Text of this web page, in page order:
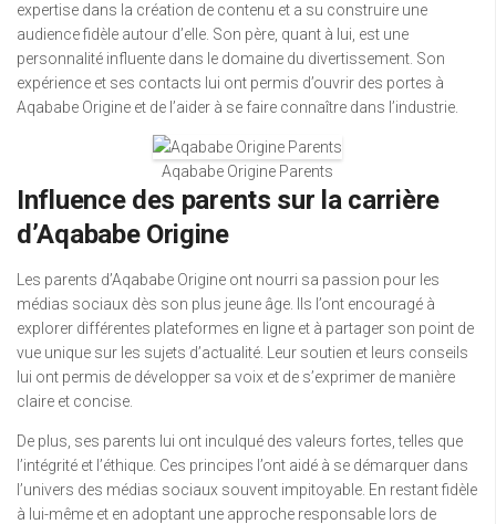
expertise dans la création de contenu et a su construire une
audience fidèle autour d’elle. Son père, quant à lui, est une
personnalité influente dans le domaine du divertissement. Son
expérience et ses contacts lui ont permis d’ouvrir des portes à
Aqababe Origine et de l’aider à se faire connaître dans l’industrie.
Aqababe Origine Parents
Influence des parents sur la carrière
d’Aqababe Origine
Les parents d’Aqababe Origine ont nourri sa passion pour les
médias sociaux dès son plus jeune âge. Ils l’ont encouragé à
explorer différentes plateformes en ligne et à partager son point de
vue unique sur les sujets d’actualité. Leur soutien et leurs conseils
lui ont permis de développer sa voix et de s’exprimer de manière
claire et concise.
De plus, ses parents lui ont inculqué des valeurs fortes, telles que
l’intégrité et l’éthique. Ces principes l’ont aidé à se démarquer dans
l’univers des médias sociaux souvent impitoyable. En restant fidèle
à lui-même et en adoptant une approche responsable lors de